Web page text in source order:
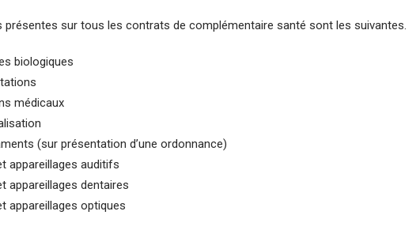
présentes sur tous les contrats de complémentaire santé sont les suivantes.
biologiques
médicaux
(sur présentation d’une ordonnance)
appareillages auditifs
appareillages dentaires
appareillages optiques